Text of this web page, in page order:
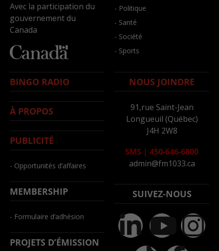
Avec la participation du
gouvernement du
Canada
- Politique
- Santé
- Société
- Sports
BINGO RADIO
À PROPOS
PUBLICITÉ
- Opportunités d’affaires
MEMBERSHIP
- Formulaire d’adhésion
PROJETS D’ÉMISSION
NOUS JOINDRE
91,rue Saint-Jean
Longueuil (Québec)
J4H 2W8
SMS | 450-646-6800
admin@fm1033.ca
SUIVEZ-NOUS